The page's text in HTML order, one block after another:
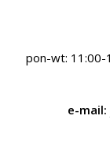
pon-wt: 11:00-
e-mail: